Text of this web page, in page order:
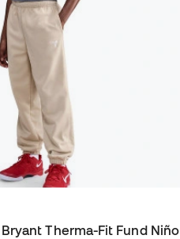
Therma-Fit Fund Niño